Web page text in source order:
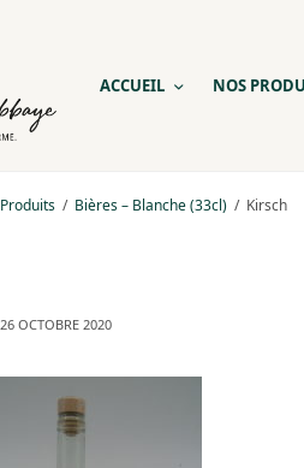
ACCUEIL NOS
Produits Bières – Blanche (33cl) Kirsch
26 OCTOBRE 2020